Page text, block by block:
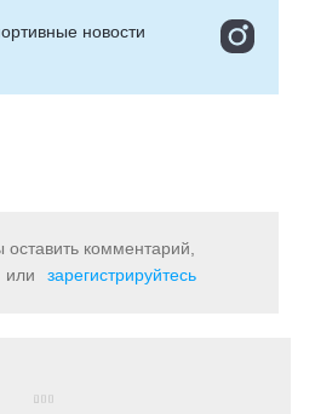
новости
оставить комментарий,
или зарегистрируйтесь